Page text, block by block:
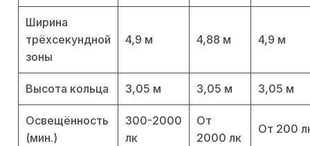
Ширина
трёхсекундной
зоны
4,9 м 4,88 м 4,9 м
Высота кольца 3,05 м 3,05 м 3,05 м
Освещённость
(мин.)
300-2000
лк
От
2000 лк
От 200